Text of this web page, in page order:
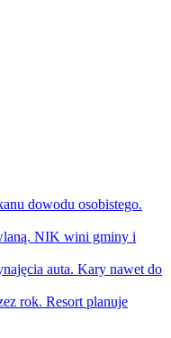
dowodu osobistego.
NIK wini gminy i
auta. Kary nawet do
rok. Resort planuje